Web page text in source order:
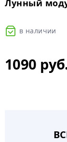
Лунный
в наличии
1090